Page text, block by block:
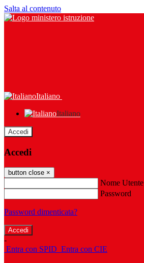
Salta al contenuto
Italiano
Italiano
Accedi
Accedi
button close ×
Nome Utente
Password
Password dimenticata?
-
Entra con SPID Entra con CIE